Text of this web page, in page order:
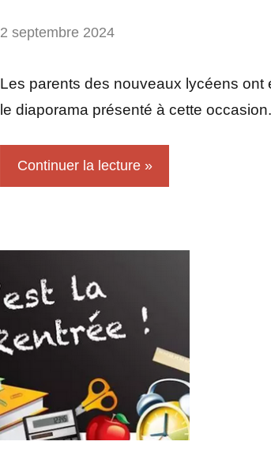
par
SUCH
2 septembre 2024
Les parents des nouveaux lycéens ont
le diaporama présenté à cette occasion.
Continuer la lecture